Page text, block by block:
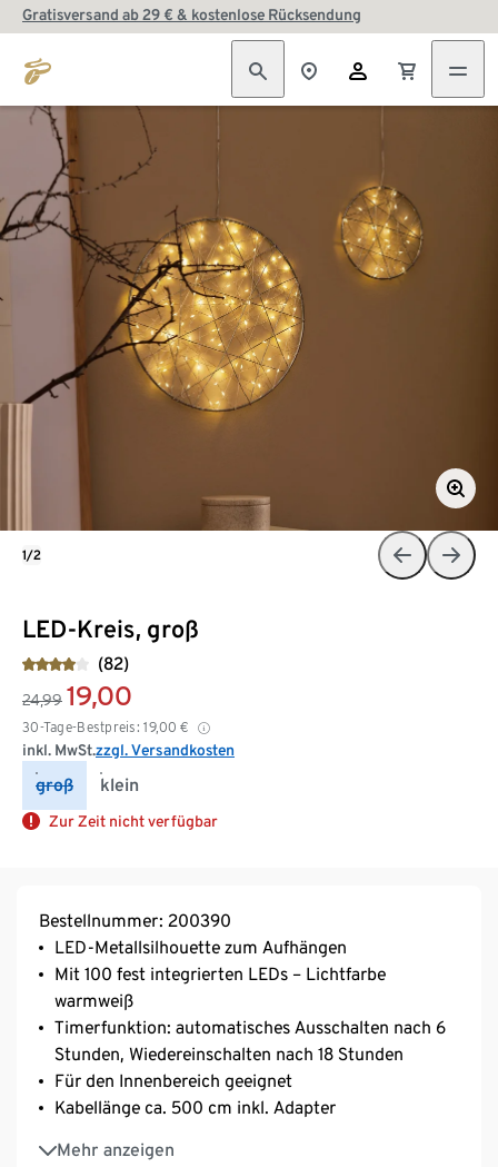
Gratisversand ab 29 € & kostenlose Rücksendung
LED-Kreis, groß
(82)
24,99 19,00
30-Tage-Bestpreis: 19,00 €
inkl. MwSt.zzgl. Versandkosten
groß klein
Zur Zeit nicht verfügbar
1/2
Bestellnummer: 200390
LED-Metallsilhouette zum Aufhängen
Mit 100 fest integrierten LEDs – Lichtfarbe
warmweiß
Timerfunktion: automatisches Ausschalten nach 6
Stunden, Wiedereinschalten nach 18 Stunden
Für den Innenbereich geeignet
Kabellänge ca. 500 cm inkl. Adapter
Mehr anzeigen
Ein-/Ausschalter am Adapter